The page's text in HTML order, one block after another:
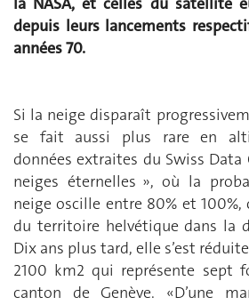
depuis leurs lancements
années 70.
Si la neige disparaît
se fait aussi plus rare en
données extraites du Swiss Data
neiges éternelles », où la
neige oscille entre 80% et 100%,
du territoire helvétique dans la
Dix ans plus tard, elle s’est
2100 km2 qui représente sept
canton de Genève. «D’une